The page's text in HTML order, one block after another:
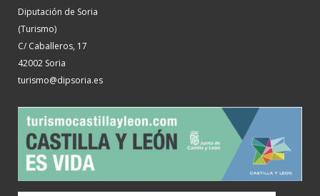
Diputación de Soria
(Turismo)
C/ Caballeros, 17
42002 Soria
turismo@dipsoria.es